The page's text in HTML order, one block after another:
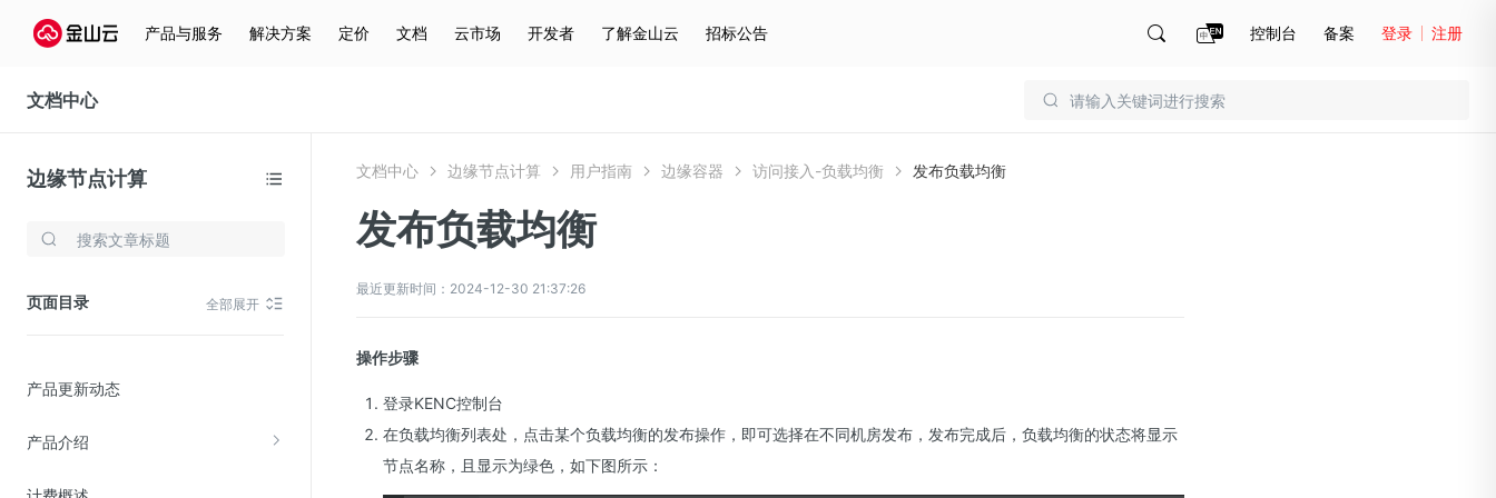
产品与服务 解决方案 定价 文档 云市场 开发者 了解金山云 招标公告 控制台 备案 登录 注册
文档中心
边缘节点计算
页面目录 全部展开
产品更新动态
产品介绍
存储与云分发
云硬盘(EBS)
文档中心 边缘节点计算 用户指南 边缘容器 访问接入-负载均衡 发布负载均衡
发布负载均衡
最近更新时间：2024-12-30 21:37:26
操作步骤
登录KENC控制台
在负载均衡列表处，点击某个负载均衡的发布操作，即可选择在不同机房发布，发布完成后，负载均衡的状态将显示
节点名称，且显示为绿色，如下图所示：